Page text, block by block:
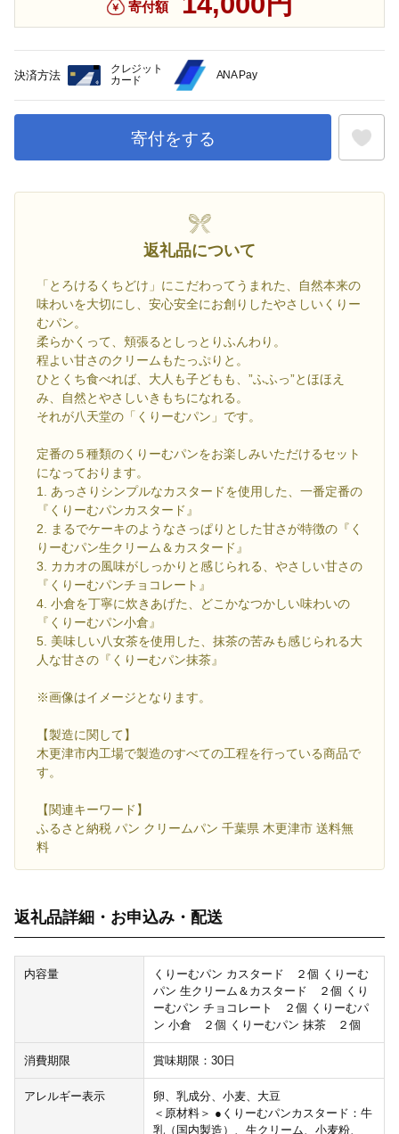
寄付額
決済方法
クレジット
カード
ANA Pay
寄付をする
返礼品について
「とろけるくちどけ」にこだわってうまれた、自然本来の
味わいを大切にし、安心安全にお創りしたやさしいくりー
むパン。
柔らかくって、頬張るとしっとりふんわり。
程よい甘さのクリームもたっぷりと。
ひとくち食べれば、大人も子どもも、”ふふっ”とほほえ
み、自然とやさしいきもちになれる。
それが八天堂の「くりーむパン」です。
定番の５種類のくりーむパンをお楽しみいただけるセット
になっております。
1. あっさりシンプルなカスタードを使用した、一番定番の
『くりーむパンカスタード』
2. まるでケーキのようなさっぱりとした甘さが特徴の『く
りーむパン生クリーム＆カスタード』
3. カカオの風味がしっかりと感じられる、やさしい甘さの
『くりーむパンチョコレート』
4. 小倉を丁寧に炊きあげた、どこかなつかしい味わいの
『くりーむパン小倉』
5. 美味しい八女茶を使用した、抹茶の苦みも感じられる大
人な甘さの『くりーむパン抹茶』
※画像はイメージとなります。
【製造に関して】
木更津市内工場で製造のすべての工程を行っている商品で
す。
【関連キーワード】
ふるさと納税 パン クリームパン 千葉県 木更津市 送料無
料
返礼品詳細・お申込み・配送
内容量
くりーむパン カスタード ２個 くりーむ
パン 生クリーム＆カスタード ２個 くり
ーむパン チョコレート ２個 くりーむパ
ン 小倉 ２個 くりーむパン 抹茶 ２個
消費期限 賞味期限：30日
アレルギー表示
卵、乳成分、小麦、大豆
＜原材料＞ ●くりーむパンカスタード：牛
乳（国内製造）、生クリーム、小麦粉、